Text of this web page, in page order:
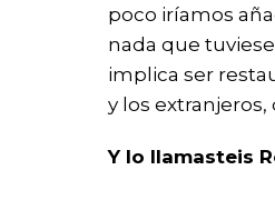
poco iríamos
nada que
implica ser
y los
Y lo llamasteis